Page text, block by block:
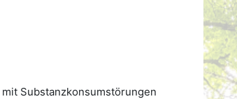
Substanzkonsumstörungen